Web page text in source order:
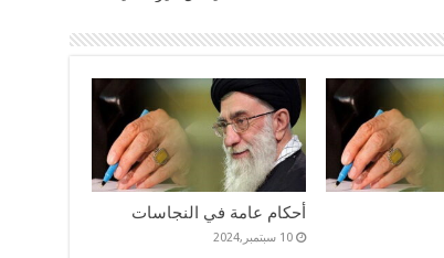
أحكام عامة في النجاسات
10 سبتمبر,2024